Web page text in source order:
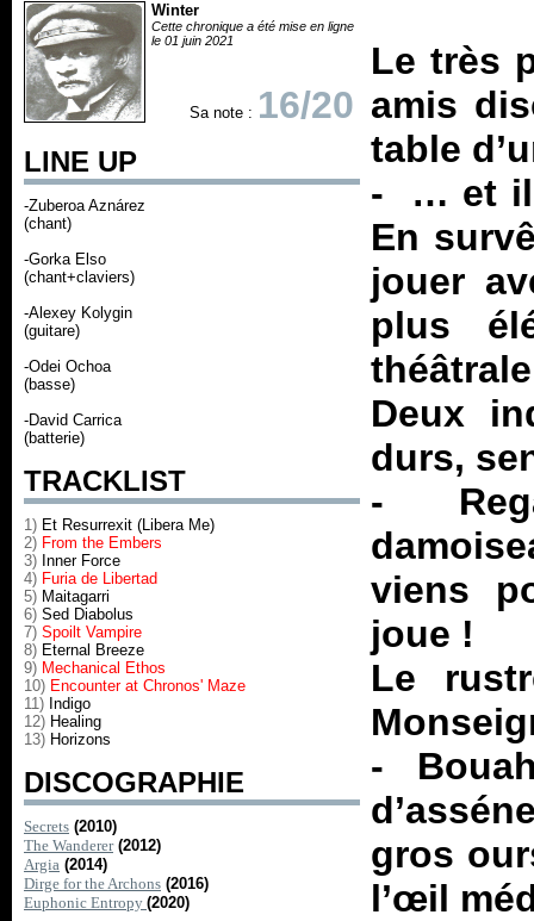
Winter
Cette chronique a été mise en ligne
le 01 juin 2021
Sa note : 16/20
LINE UP
-Zuberoa Aznárez
(chant)
-Gorka Elso
(chant+claviers)
-Alexey Kolygin
(guitare)
-Odei Ochoa
(basse)
-David Carrica
(batterie)
TRACKLIST
1) Et Resurrexit (Libera Me)
2) From the Embers
3) Inner Force
4) Furia de Libertad
5) Maitagarri
6) Sed Diabolus
7) Spoilt Vampire
8) Eternal Breeze
9) Mechanical Ethos
10) Encounter at Chronos' Maze
11) Indigo
12) Healing
13) Horizons
DISCOGRAPHIE
Secrets (2010)
The Wanderer (2012)
Argia (2014)
Dirge for the Archons (2016)
Euphonic Entropy (2020)
Le très
amis
table
- … et il
En
jouer
plus
Deux
durs,
-
viens
joue !
Le
-
gros
l’œil